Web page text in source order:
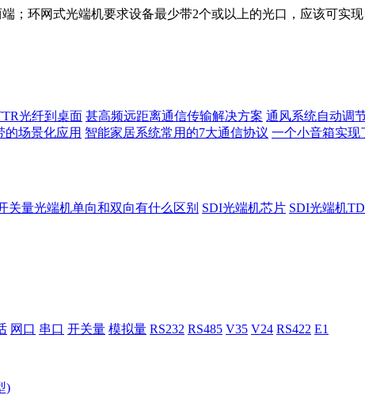
；环网式光端机要求设备最少带2个或以上的光口，应该可实
光纤到桌面 甚高频远距离通信传输解决方案 通风系统自动调
场景化应用 智能家居系统常用的7大通信协议 一个小音箱实现
关量光端机单向和双向有什么区别 SDI光端机芯片 SDI光端机
网口 串口 开关量 模拟量 RS232 RS485 V35 V24 RS422 E1
)